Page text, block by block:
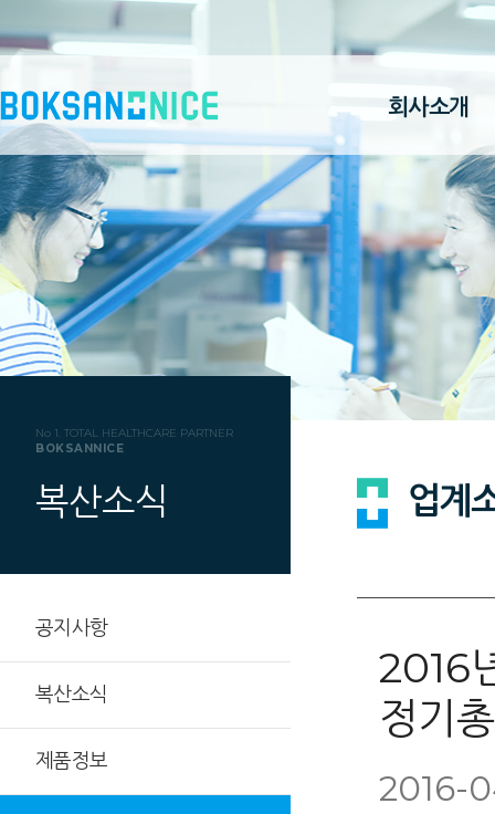
회사소개
No 1. TOTAL HEALTHCARE PARTNER
BOKSANNICE
복산소식
공지사항
복산소식
제품정보
업계
2016
정기
2016-